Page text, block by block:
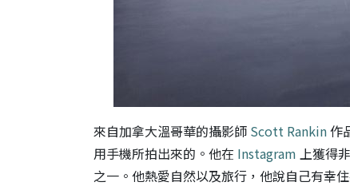
來自加拿大溫哥華的攝影師 Scott Rankin作
用手機所拍出來的。他在 Instagram 上獲得
之一。他熱愛自然以及旅行，他說自己有幸